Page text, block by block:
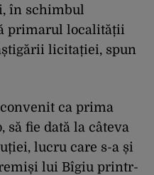
în schimbul
primarul localității
licitației, spun
ca prima
să fie dată la câteva
lucru care s-a și
lui Bîgiu printr-